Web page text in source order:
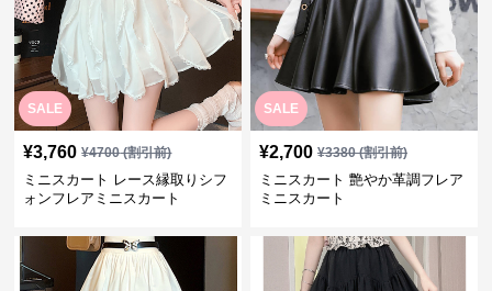
SALE
¥3,760 ¥4700(割引前)
ミニスカート レース縁取りシフ
ォンフレアミニスカート
SALE
¥2,700 ¥3380(割引前)
ミニスカート 艶やか革調フレア
ミニスカート